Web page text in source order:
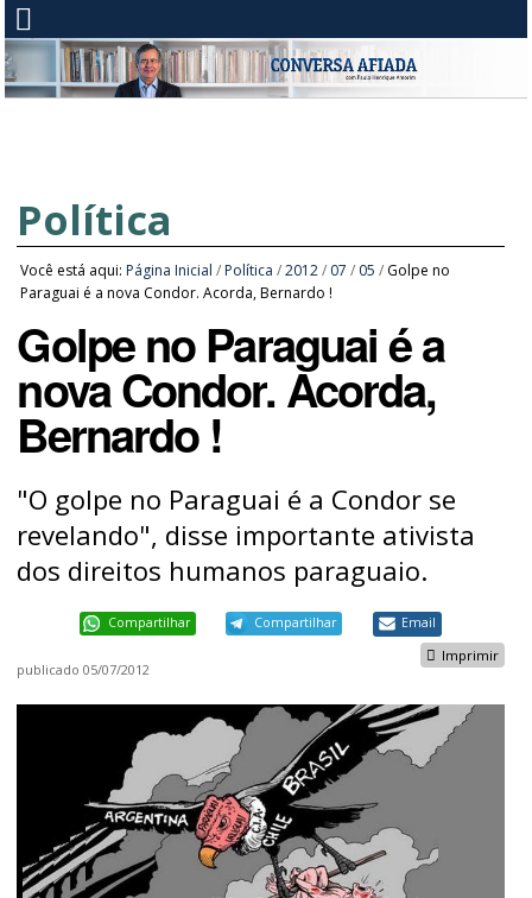
Política
Você está aqui: Página Inicial / Política /2012 / 07 / 05 / Golpe no
Paraguai é a nova Condor. Acorda, Bernardo !
Golpe no Paraguai é a
nova Condor. Acorda,
Bernardo !
"O golpe no Paraguai é a Condor se
revelando", disse importante ativista
dos direitos humanos paraguaio.
Compartilhar Compartilhar Email
Imprimir
publicado 05/07/2012